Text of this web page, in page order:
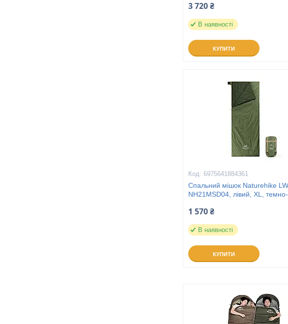
3 720 ₴
В наявності
КУПИТИ
6975641884361
Спальний мішок Naturehike
NH21MSD04, лівий, XL,
1 570 ₴
В наявності
КУПИТИ